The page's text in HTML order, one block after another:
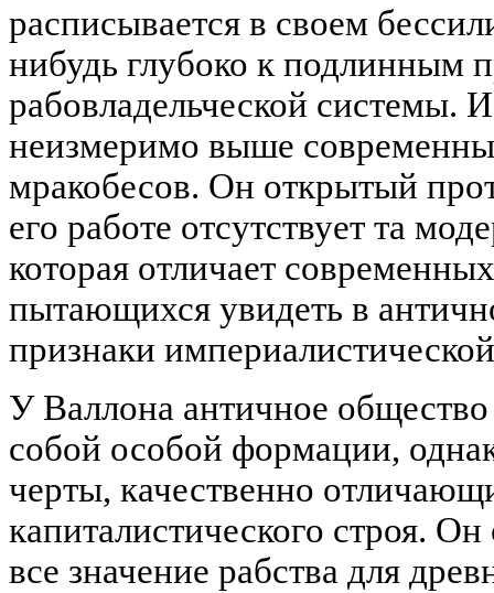
расписывается в своем
нибудь глубоко к подлинным
рабовладельческой системы.
неизмеримо выше
мракобесов. Он открытый
его работе отсутствует та
которая отличает
пытающихся увидеть в
признаки
У Валлона античное общество
собой особой формации,
черты, качественно
капиталистического строя.
все значение рабства для